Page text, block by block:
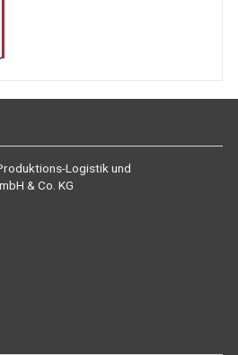
Logistik und
& Co. KG